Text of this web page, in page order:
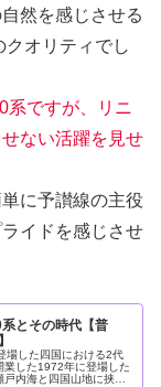
然を感じさせる
オリティでし
系ですが、リニ
ない活躍を見せ
に予讃線の主役
イドを感じさせ
とその時代【普
場した四国における2代
業した1972年に登場した
内海と四国山地に挟ま